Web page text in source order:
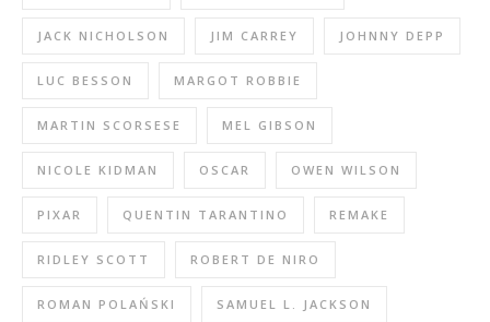
JACK NICHOLSON JIM CARREY JOHNNY DEPP
LUC BESSON MARGOT ROBBIE
MARTIN SCORSESE MEL GIBSON
NICOLE KIDMAN OSCAR OWEN WILSON
PIXAR QUENTIN TARANTINO REMAKE
RIDLEY SCOTT ROBERT DE NIRO
ROMAN POLAŃSKI SAMUEL L. JACKSON